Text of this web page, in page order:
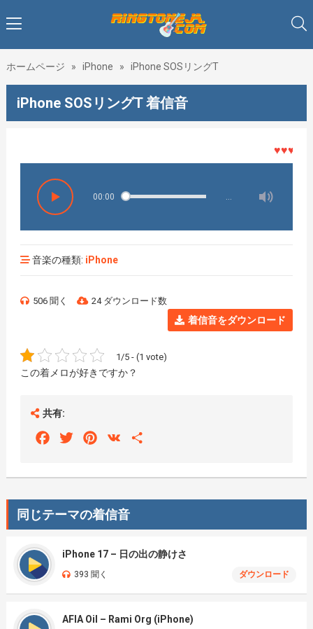
ホームページ » iPhone » iPhone SOSリングT
iPhone SOSリングT 着信音
♥♥♥着メ
00:00
音楽の種類: iPhone
506 聞く 24 ダウンロード数
着信音をダウンロード
1/5 - (1 vote)
この着メロが好きですか？
共有:
FacebookTwitterPinterest
VK
同じテーマの着信音
iPhone 17 – 日の出の静けさ
393 聞く ダウンロード
AFIA Oil – Rami Org (iPhone)